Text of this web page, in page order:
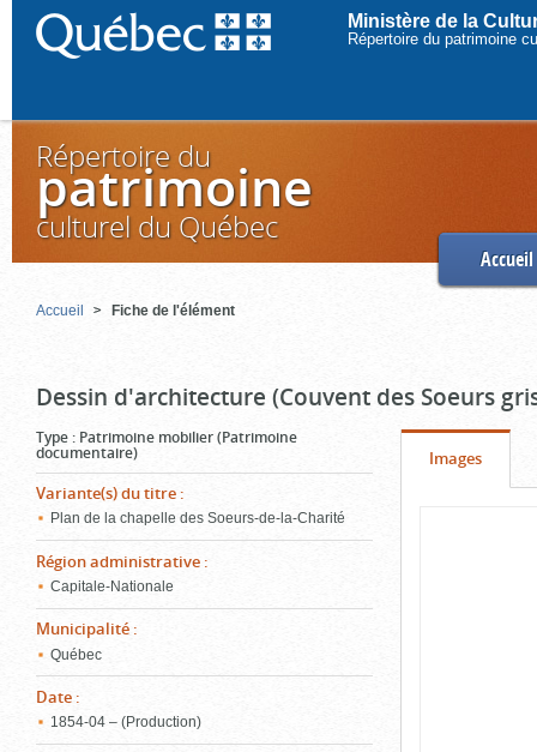
Ministère de la
Répertoire du patrimoine
Répertoire du
patrimoine
culturel du Québec
Accueil
Accueil Fiche de l'élément
Dessin d'architecture (Couvent des Soeurs
Type : Patrimoine mobilier (Patrimoine
documentaire)
Variante(s) du titre :
Plan de la chapelle des Soeurs-de-la-Charité
Région administrative :
Capitale-Nationale
Municipalité :
Québec
Date :
1854‑04 – (Production)
Onglet
Images(cliquer
pour